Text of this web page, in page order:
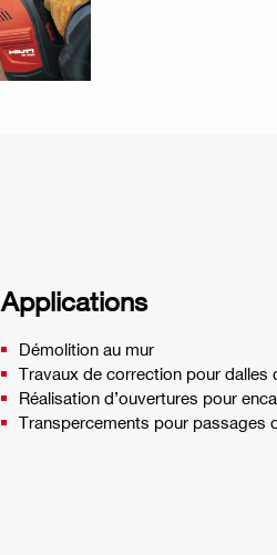
Applications
Démolition au mur
Travaux de correction pour dalles
Réalisation d’ouvertures pour
Transpercements pour passages